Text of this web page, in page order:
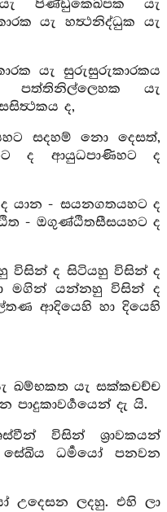
පිණ්ඩුකෙඛපක යැ
යැ හත්‍ථනිද්ධුක යැ
යැ සුරුසුරුකාරකය
පත්තිනිල්ලෙහක යැ
ද,
සදහම් නො දෙසත්,
ද ආයුධපාණිහට ද
ද යාන - සයනගතයහට ද
- ඔගුණ්ඨිතසීසයහට ද
විසින් ද සිටියහු විසින් ද
මගින් යන්නහු විසින් ද
ආදියෙහි හා දියෙහි
ඛම්භකත යැ සක්කචච්ච
දැ යි.
විසින් ශ්‍රාවකයන්
ධර්‍මයෝ පනවන
උදෙසන ලදහු. එහි ලා